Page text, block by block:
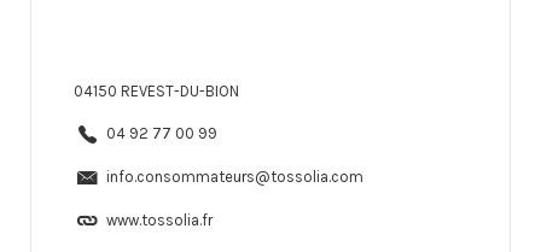
04150 REVEST-DU-BION
04 92 77 00 99
info.consommateurs@tossolia.com
www.tossolia.fr